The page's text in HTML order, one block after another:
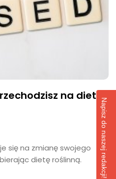
na dietę
się na zmianę swojego
dietę roślinną.
Napisz do naszej redakcji!